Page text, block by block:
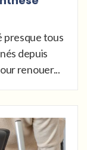
presque tous
depuis
renouer...